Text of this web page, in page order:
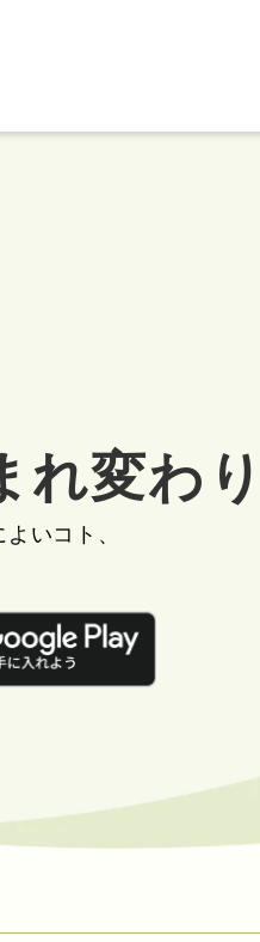
れ変わ
いコト、